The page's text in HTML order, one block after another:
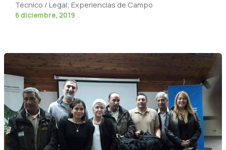
Técnico / Legal; Experiencias de Campo
6 diciembre, 2019